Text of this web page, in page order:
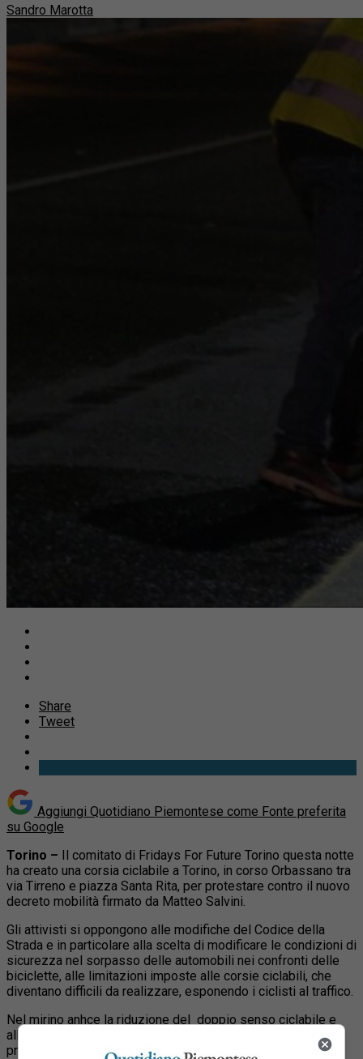
Sandro Marotta
Share
Tweet
Aggiungi Quotidiano Piemontese come Fonte preferita
su Google
Torino – Il comitato di Fridays For Future Torino questa notte
ha creato una corsia ciclabile a Torino, in corso Orbassano tra
via Tirreno e piazza Santa Rita, per protestare contro il nuovo
decreto mobilità firmato da Matteo Salvini.
Gli attivisti si oppongono alle modifiche del Codice della
Strada e in particolare alla scelta di modificare le condizioni di
sicurezza nel sorpasso delle automobili nei confronti delle
biciclette, alle limitazioni imposte alle corsie ciclabili, che
diventano difficili da realizzare, esponendo i ciclisti al traffico.
Nel mirino anhce la riduzione del doppio senso ciclabile e
all’eliminazione dell’obbligo per gli automobilisti di dare la
precedenza ai ciclisti in caso di strada stretta.